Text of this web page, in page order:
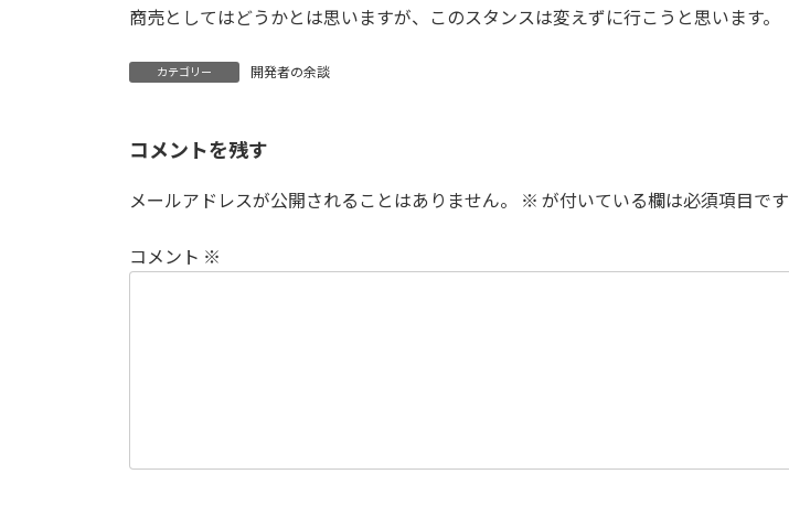
商売としてはどうかとは思いますが、このスタンスは変えずに行こうと思います。
カテゴリー 開発者の余談
コメントを残す
メールアドレスが公開されることはありません。 ※ が付いている欄は必須項目です
コメント ※